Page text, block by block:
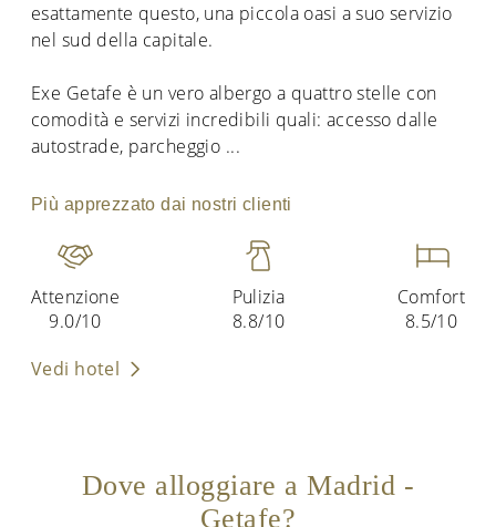
esattamente questo, una piccola oasi a suo servizio
nel sud della capitale.
Exe Getafe è un vero albergo a quattro stelle con
comodità e servizi incredibili quali: accesso dalle
autostrade, parcheggio ...
Più apprezzato dai nostri clienti
Attenzione
9.0/10
Pulizia
8.8/10
Comfort
8.5/10
Vedi hotel
Dove alloggiare a Madrid -
Getafe?